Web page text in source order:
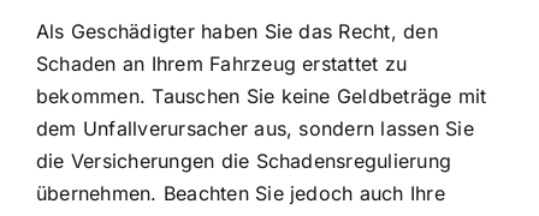
Als Geschädigter haben Sie das Recht, den
Schaden an Ihrem Fahrzeug erstattet zu
bekommen. Tauschen Sie keine Geldbeträge mit
dem Unfallverursacher aus, sondern lassen Sie
die Versicherungen die Schadensregulierung
übernehmen. Beachten Sie jedoch auch Ihre